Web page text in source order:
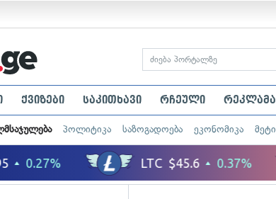
ქვიზები საკითხავი რჩეული რეკლამა
პოლიტიკა საზოგადოება ეკონომიკა მეტი